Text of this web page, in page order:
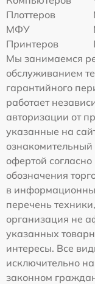
Плоттеров
МФУ
Принтеров
Мы занимаемся
обслуживанием
гарантийного
работает
авторизации от
указанные на
офертой
обозначения
в
перечень
организация не
указанных
интересы. Все
исключительно
законном